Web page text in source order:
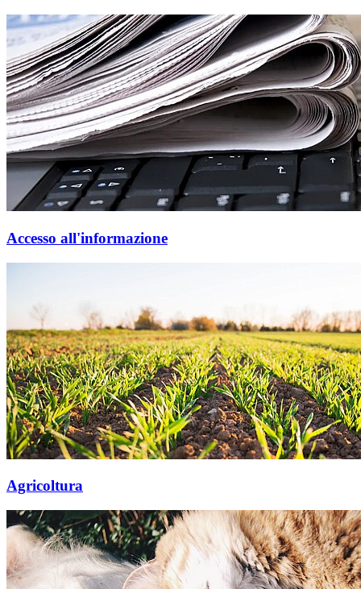
Accesso all'informazione
Agricoltura